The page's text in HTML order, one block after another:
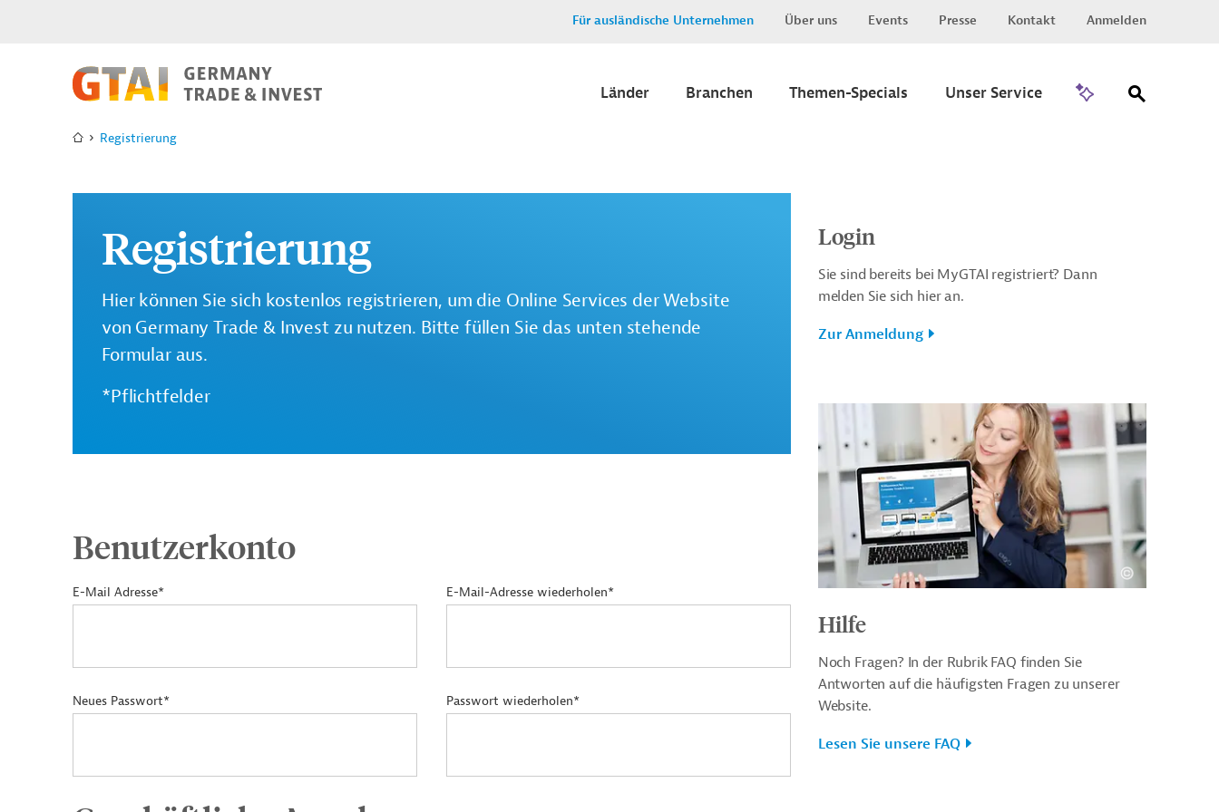
Für ausländische Unternehmen Über uns Events Presse Kontakt Anmelden
Länder Branchen Themen-Specials Unser Service
Registrierung
Registrierung
Hier können Sie sich kostenlos registrieren, um die Online Services der Website
von Germany Trade & Invest zu nutzen. Bitte füllen Sie das unten stehende
Formular aus.
*Pflichtfelder
Benutzerkonto
E-Mail Adresse* E-Mail-Adresse wiederholen*
Neues Passwort* Passwort wiederholen*
Login
Sie sind bereits bei MyGTAI registriert? Dann
melden Sie sich hier an.
Zur Anmeldung
Hilfe
Noch Fragen? In der Rubrik FAQ finden Sie
Antworten auf die häufigsten Fragen zu unserer
Website.
Lesen Sie unsere FAQ